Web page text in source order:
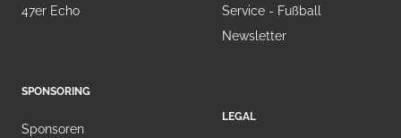
47er Echo
SPONSORING
Sponsoren
Service - Fußball
Newsletter
LEGAL